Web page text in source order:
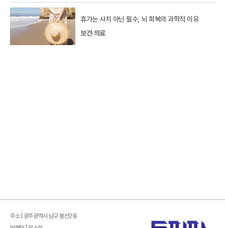
휴가는 사치 아닌 필수, 뇌 회복의 과학적 이유
보건·의료
주소 | 광주광역시 남구 봉선2동